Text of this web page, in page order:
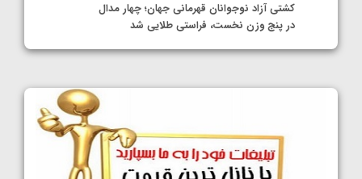
کشتی آزاد نوجوانان قهرمانی جهان؛ چهار مدال
در پنج وزن نخست، فراستی طلایی شد
1405/05/11
کشتی آزاد نوجوانان جهان؛ رقبای نمایندگان
ایران مشخص شدند